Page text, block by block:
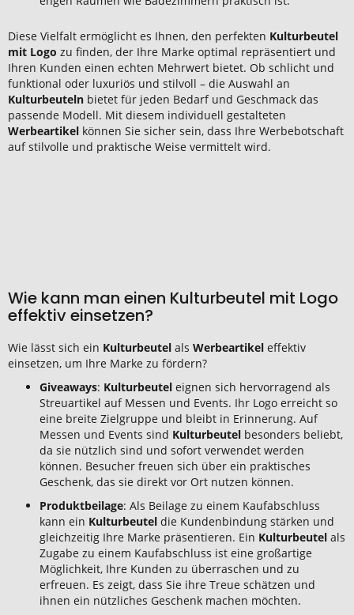
Diese Vielfalt ermöglicht es Ihnen, den perfekten Kulturbeutel
mit Logo zu finden, der Ihre Marke optimal repräsentiert und
Ihren Kunden einen echten Mehrwert bietet. Ob schlicht und
funktional oder luxuriös und stilvoll – die Auswahl an
Kulturbeuteln bietet für jeden Bedarf und Geschmack das
passende Modell. Mit diesem individuell gestalteten
Werbeartikel können Sie sicher sein, dass Ihre Werbebotschaft
auf stilvolle und praktische Weise vermittelt wird.
Wie kann man einen Kulturbeutel mit Logo
effektiv einsetzen?
Wie lässt sich ein Kulturbeutel als Werbeartikel effektiv
einsetzen, um Ihre Marke zu fördern?
Giveaways: Kulturbeutel eignen sich hervorragend als
Streuartikel auf Messen und Events. Ihr Logo erreicht so
eine breite Zielgruppe und bleibt in Erinnerung. Auf
Messen und Events sind Kulturbeutel besonders beliebt,
da sie nützlich sind und sofort verwendet werden
können. Besucher freuen sich über ein praktisches
Geschenk, das sie direkt vor Ort nutzen können.
Produktbeilage: Als Beilage zu einem Kaufabschluss
kann ein Kulturbeutel die Kundenbindung stärken und
gleichzeitig Ihre Marke präsentieren. Ein Kulturbeutel als
Zugabe zu einem Kaufabschluss ist eine großartige
Möglichkeit, Ihre Kunden zu überraschen und zu
erfreuen. Es zeigt, dass Sie ihre Treue schätzen und
ihnen ein nützliches Geschenk machen möchten.